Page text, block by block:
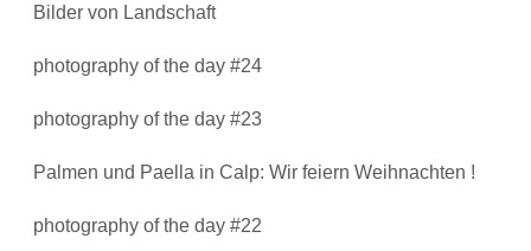
Bilder von Landschaft
photography of the day #24
photography of the day #23
Palmen und Paella in Calp: Wir feiern Weihnachten !
photography of the day #22